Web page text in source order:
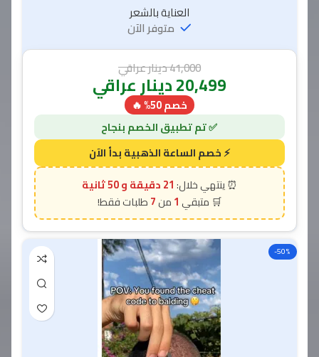
العناية بالشعر
متوفر الآن
41,000دينار عراقي
20,499دينار عراقي
خصم 50% 🔥
21 دقيقة و 49 ثانية
1
7
-50%